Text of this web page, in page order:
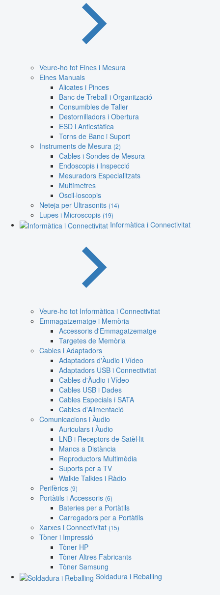
Veure-ho tot Eines i Mesura
Eines Manuals
Alicates i Pinces
Banc de Treball i Organització
Consumibles de Taller
Destornilladors i Obertura
ESD i Antiestàtica
Torns de Banc i Suport
Instruments de Mesura (2)
Cables i Sondes de Mesura
Endoscopis i Inspecció
Mesuradors Especialitzats
Multímetres
Oscil·loscopis
Neteja per Ultrasonits (14)
Lupes i Microscopis (19)
Informàtica i Connectivitat
Veure-ho tot Informàtica i Connectivitat
Emmagatzematge i Memòria
Accessoris d'Emmagatzematge
Targetes de Memòria
Cables i Adaptadors
Adaptadors d'Àudio i Vídeo
Adaptadors USB i Connectivitat
Cables d'Àudio i Vídeo
Cables USB i Dades
Cables Especials i SATA
Cables d'Alimentació
Comunicacions i Àudio
Auriculars i Àudio
LNB i Receptors de Satèl·lit
Mancs a Distància
Reproductors Multimèdia
Suports per a TV
Walkie Talkies i Ràdio
Perifèrics (9)
Portàtils i Accessoris (6)
Bateries per a Portàtils
Carregadors per a Portàtils
Xarxes i Connectivitat (15)
Tòner i Impressió
Tòner HP
Tòner Altres Fabricants
Tòner Samsung
Soldadura i Reballing